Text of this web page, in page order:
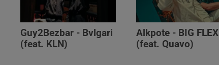
Guy2Bezbar - Bvlgari
(feat. KLN)
Alkpote - BIG FLEX
(feat. Quavo)